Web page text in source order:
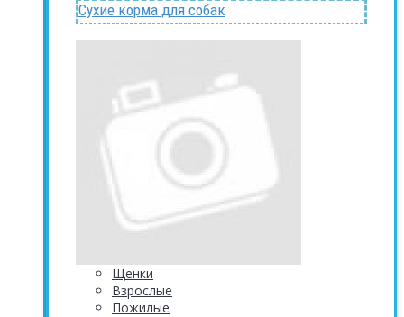
Сухие корма для собак
Щенки
Взрослые
Пожилые